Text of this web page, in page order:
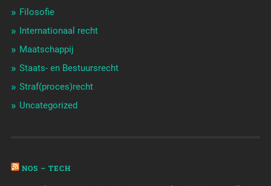
Filosofie
Internationaal recht
Maatschappij
Staats- en Bestuursrecht
Straf(proces)recht
Uncategorized
NOS – TECH